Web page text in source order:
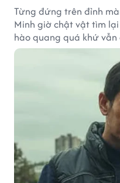
Từng đứng trên đỉnh
Minh giờ chật vật tìm
hào quang quá khứ